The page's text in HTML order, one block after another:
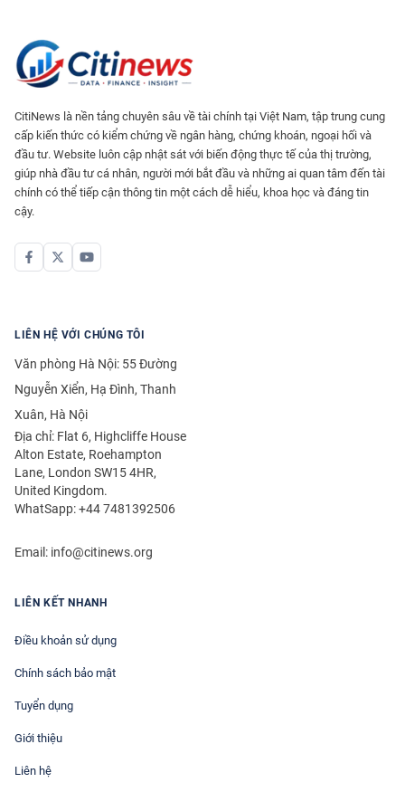
CitiNews là nền tảng chuyên sâu về tài chính tại Việt Nam, tập trung cung
cấp kiến thức có kiểm chứng về ngân hàng, chứng khoán, ngoại hối và
đầu tư. Website luôn cập nhật sát với biến động thực tế của thị trường,
giúp nhà đầu tư cá nhân, người mới bắt đầu và những ai quan tâm đến tài
chính có thể tiếp cận thông tin một cách dễ hiểu, khoa học và đáng tin
cậy.
LIÊN HỆ VỚI CHÚNG TÔI
Văn phòng Hà Nội: 55 Đường
Nguyễn Xiển, Hạ Đình, Thanh
Xuân, Hà Nội
Địa chỉ: Flat 6, Highcliffe House
Alton Estate, Roehampton
Lane, London SW15 4HR,
United Kingdom.
WhatSapp: +44 7481392506
Email: info@citinews.org
LIÊN KẾT NHANH
Điều khoản sử dụng
Chính sách bảo mật
Tuyển dụng
Giới thiệu
Liên hệ